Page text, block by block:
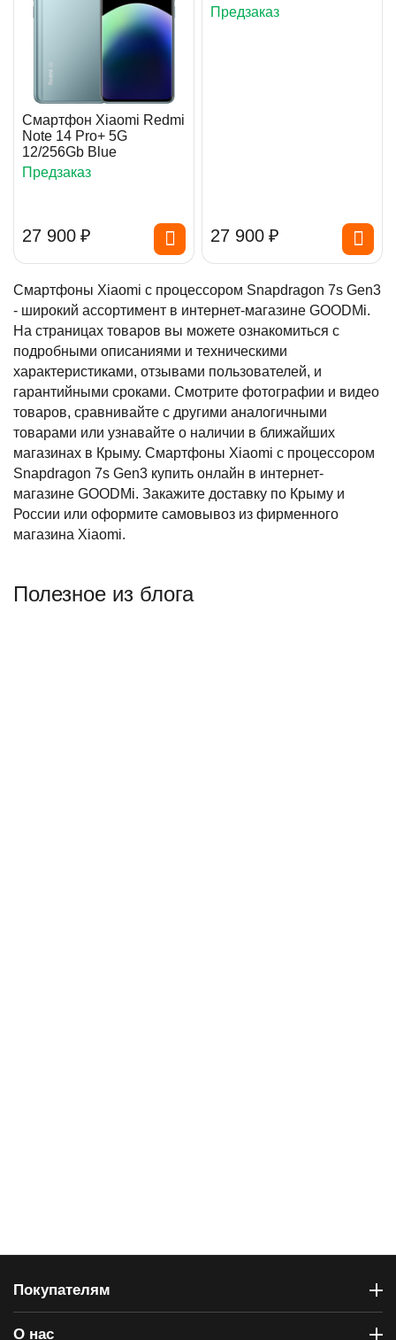
Смартфон Xiaomi Redmi
Note 14 Pro+ 5G
12/256Gb Blue
Предзаказ
27 900 ₽
Предзаказ
27 900 ₽
Смартфоны Xiaomi с процессором Snapdragon 7s Gen3
- широкий ассортимент в интернет-магазине GOODMi.
На страницах товаров вы можете ознакомиться с
подробными описаниями и техническими
характеристиками, отзывами пользователей, и
гарантийными сроками. Смотрите фотографии и видео
товаров, сравнивайте с другими аналогичными
товарами или узнавайте о наличии в ближайших
магазинах в Крыму. Смартфоны Xiaomi с процессором
Snapdragon 7s Gen3 купить онлайн в интернет-
магазине GOODMi. Закажите доставку по Крыму и
России или оформите самовывоз из фирменного
магазина Xiaomi.
Полезное из блога
Покупателям
О нас